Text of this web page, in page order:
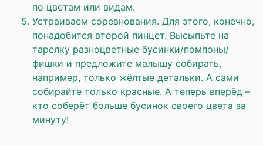
по цветам или видам.
Устраиваем соревнования. Для этого, конечно,
понадобится второй пинцет. Высыпьте на
тарелку разноцветные бусинки/помпоны/
фишки и предложите малышу собирать,
например, только жёлтые детальки. А сами
собирайте только красные. А теперь вперёд –
кто соберёт больше бусинок своего цвета за
минуту!